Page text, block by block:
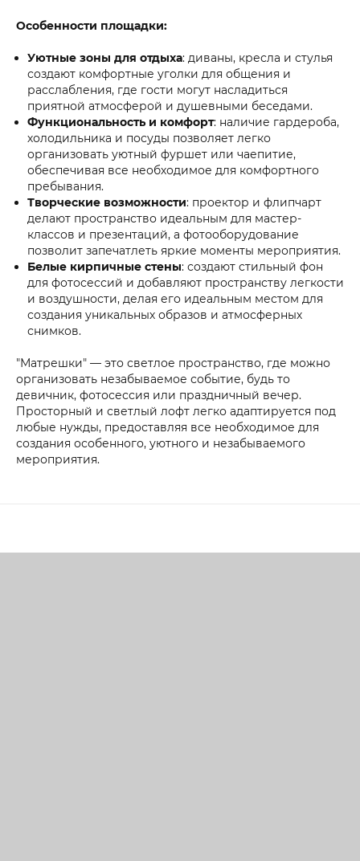
Особенности площадки:
Уютные зоны для отдыха: диваны, кресла и стулья
создают комфортные уголки для общения и
расслабления, где гости могут насладиться
приятной атмосферой и душевными беседами.
Функциональность и комфорт: наличие гардероба,
холодильника и посуды позволяет легко
организовать уютный фуршет или чаепитие,
обеспечивая все необходимое для комфортного
пребывания.
Творческие возможности: проектор и флипчарт
делают пространство идеальным для мастер-
классов и презентаций, а фотооборудование
позволит запечатлеть яркие моменты мероприятия.
Белые кирпичные стены: создают стильный фон
для фотосессий и добавляют пространству легкости
и воздушности, делая его идеальным местом для
создания уникальных образов и атмосферных
снимков.
"Матрешки" — это светлое пространство, где можно
организовать незабываемое событие, будь то
девичник, фотосессия или праздничный вечер.
Просторный и светлый лофт легко адаптируется под
любые нужды, предоставляя все необходимое для
создания особенного, уютного и незабываемого
мероприятия.